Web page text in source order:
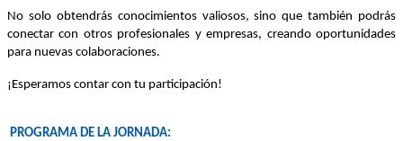
No solo obtendrás conocimientos valiosos, sino que también podrás
conectar con otros profesionales y empresas, creando oportunidades
para nuevas colaboraciones.
¡Esperamos contar con tu participación!
PROGRAMA DE LA JORNADA: